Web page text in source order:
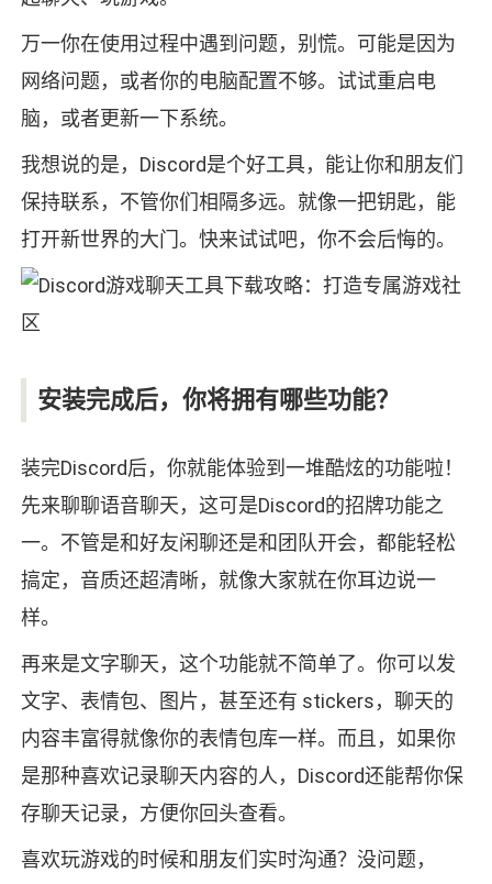
万一你在使用过程中遇到问题，别慌。可能是因为
网络问题，或者你的电脑配置不够。试试重启电
脑，或者更新一下系统。
我想说的是，Discord是个好工具，能让你和朋友们
保持联系，不管你们相隔多远。就像一把钥匙，能
打开新世界的大门。快来试试吧，你不会后悔的。
安装完成后，你将拥有哪些功能？
装完Discord后，你就能体验到一堆酷炫的功能啦！
先来聊聊语音聊天，这可是Discord的招牌功能之
一。不管是和好友闲聊还是和团队开会，都能轻松
搞定，音质还超清晰，就像大家就在你耳边说一
样。
再来是文字聊天，这个功能就不简单了。你可以发
文字、表情包、图片，甚至还有 stickers，聊天的
内容丰富得就像你的表情包库一样。而且，如果你
是那种喜欢记录聊天内容的人，Discord还能帮你保
存聊天记录，方便你回头查看。
喜欢玩游戏的时候和朋友们实时沟通？没问题，